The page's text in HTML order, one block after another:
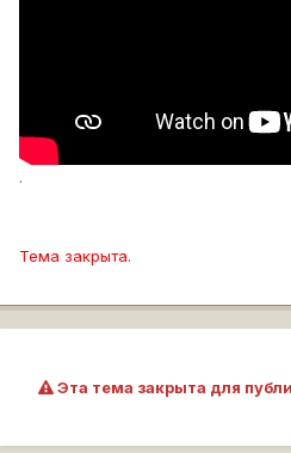
.
Тема закрыта.
Эта тема закрыта для